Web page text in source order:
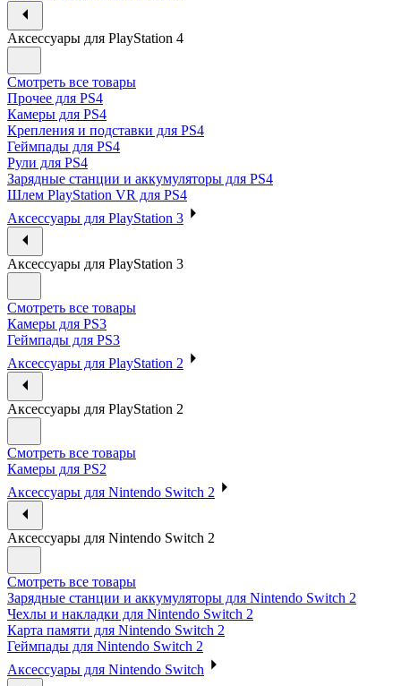
Аксессуары для PlayStation 4
Смотреть все товары
Прочее для PS4
Камеры для PS4
Крепления и подставки для PS4
Геймпады для PS4
Рули для PS4
Зарядные станции и аккумуляторы для PS4
Шлем PlayStation VR для PS4
Аксессуары для PlayStation 3
Аксессуары для PlayStation 3
Смотреть все товары
Камеры для PS3
Геймпады для PS3
Аксессуары для PlayStation 2
Аксессуары для PlayStation 2
Смотреть все товары
Камеры для PS2
Аксессуары для Nintendo Switch 2
Аксессуары для Nintendo Switch 2
Смотреть все товары
Зарядные станции и аккумуляторы для Nintendo Switch 2
Чехлы и накладки для Nintendo Switch 2
Карта памяти для Nintendo Switch 2
Геймпады для Nintendo Switch 2
Аксессуары для Nintendo Switch